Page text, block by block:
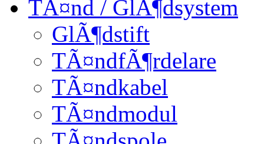
TÃ¤nd / GlÃ¶dsystem
GlÃ¶dstift
TÃ¤ndfÃ¶rdelare
TÃ¤ndkabel
TÃ¤ndmodul